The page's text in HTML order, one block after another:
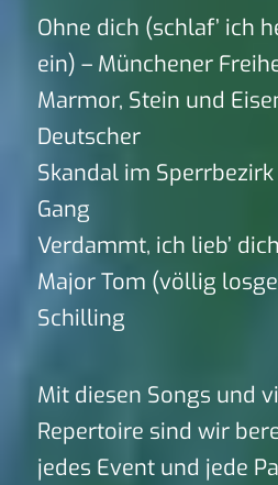
Ohne dich (schlaf’ ich
ein) – Münchener
Marmor, Stein und
Deutscher
Skandal im
Gang
Verdammt, ich lieb’
Major Tom (völlig
Schilling
Mit diesen Songs und
Repertoire sind wir
jedes Event und jede